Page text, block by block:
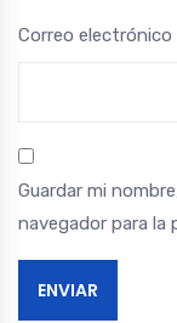
Correo electrónico
Guardar mi
navegador para la